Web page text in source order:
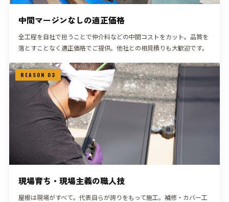
中間マージンなしの適正価格
全工程を自社で担うことで仲介料などの中間コストをカット。品質を
落とすことなく適正価格でご提供。他社との相見積りも大歓迎です。
REASON 03
現場育ち・現場主義の職人技
屋根は現場がすべて。代表自らが誇りをもって施工。補修・カバー工